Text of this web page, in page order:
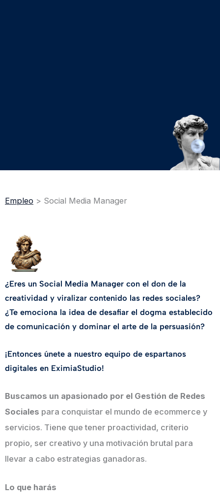
Empleo > Social Media Manager
¿Eres un Social Media Manager con el don de la
creatividad y viralizar contenido las redes sociales?
¿Te emociona la idea de desafiar el dogma establecido
de comunicación y dominar el arte de la persuasión?
¡Entonces únete a nuestro equipo de espartanos
digitales en EximiaStudio!
Buscamos un apasionado por el Gestión de Redes
Sociales para conquistar el mundo de ecommerce y
servicios. Tiene que tener proactividad, criterio
propio, ser creativo y una motivación brutal para
llevar a cabo estrategias ganadoras.
Lo que harás